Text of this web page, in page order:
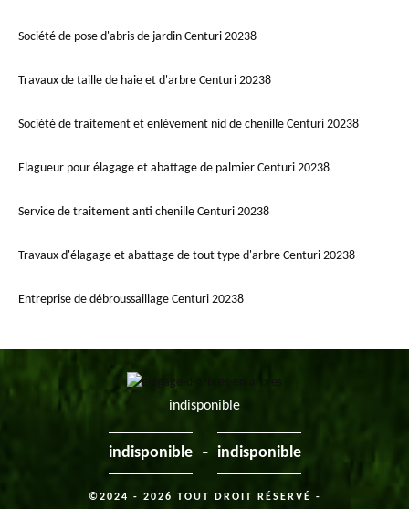
Société de pose d'abris de jardin Centuri 20238
Travaux de taille de haie et d'arbre Centuri 20238
Société de traitement et enlèvement nid de chenille Centuri 20238
Elagueur pour élagage et abattage de palmier Centuri 20238
Service de traitement anti chenille Centuri 20238
Travaux d'élagage et abattage de tout type d'arbre Centuri 20238
Entreprise de débroussaillage Centuri 20238
indisponible
indisponible - indisponible
©2024 - 2026 TOUT DROIT RÉSERVÉ -